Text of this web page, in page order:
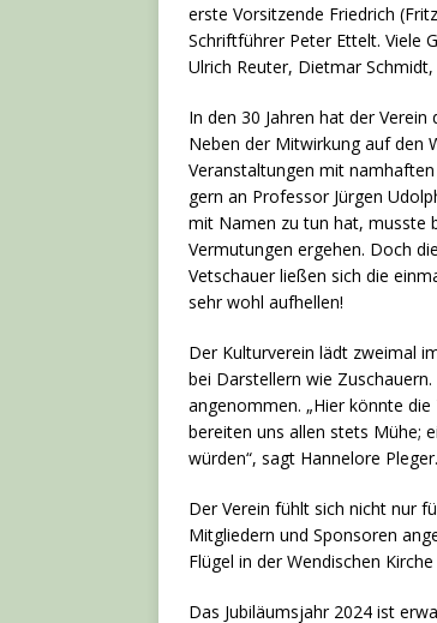
erste Vorsitzende Friedrich
Schriftführer Peter Ettelt. Viele
Ulrich Reuter, Dietmar
In den 30 Jahren hat der
Neben der Mitwirkung auf den
Veranstaltungen mit
gern an Professor Jürgen
mit Namen zu tun hat, musste
Vermutungen ergehen. Doch
Vetschauer ließen sich die
sehr wohl aufhellen!
Der Kulturverein lädt zweimal
bei Darstellern wie
angenommen. „Hier könnte
bereiten uns allen stets Mühe;
würden“, sagt Hannelore Pleger.
Der Verein fühlt sich nicht nur
Mitgliedern und Sponsoren
Flügel in der Wendischen
Das Jubiläumsjahr 2024 ist